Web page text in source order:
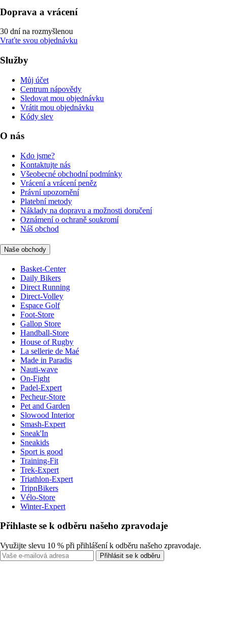
Doprava a vrácení
30 dní na rozmyšlenou
Vraťte svou objednávku
Služby
Můj účet
Centrum nápovědy
Sledovat mou objednávku
Vrátit mou objednávku
Kódy slev
O nás
Kdo jsme?
Kontaktujte nás
Všeobecné obchodní podmínky
Vrácení a vrácení peněz
Právní upozornění
Platební metody
Náklady na dopravu a možnosti doručení
Oznámení o ochraně soukromí
Náš obchod
Naše obchody
Basket-Center
Daily Bikers
Direct Running
Direct-Volley
Espace Golf
Foot-Store
Gallop Store
Handball-Store
House of Rugby
La sellerie de Maé
Made in Paradis
Nauti-wave
On-Fight
Padel-Expert
Pecheur-Store
Pet and Garden
Slowood Interior
Smash-Expert
Sneak'In
Sneakids
Sport is good
Training-Fit
Trek-Expert
Triathlon-Expert
TripnBikers
Vélo-Store
Winter-Expert
Přihlaste se k odběru našeho zpravodaje
Využijte slevu 10 % při přihlášení k odběru našeho zpravodaje.
Přihlásit se k odběru